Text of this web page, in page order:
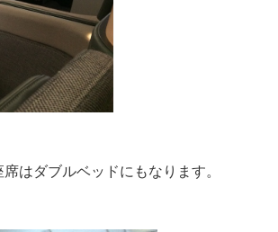
はダブルベッドにもなります。